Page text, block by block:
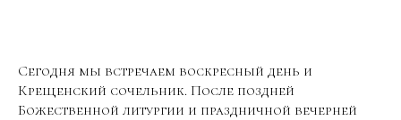
Сегодня мы встречаем воскресный день и
Крещенский сочельник. После поздней
Божественной литургии и праздничной вечерней